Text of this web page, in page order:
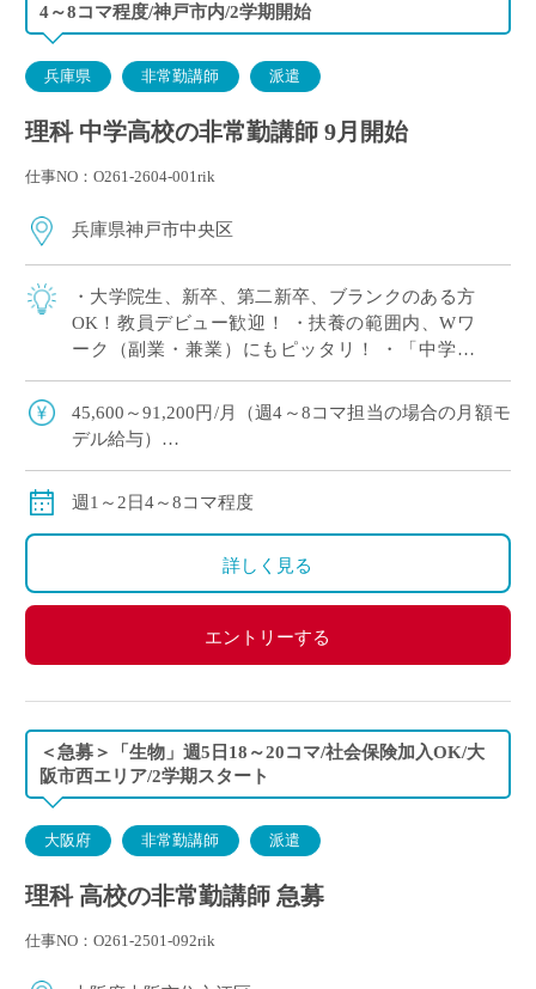
4～8コマ程度/神戸市内/2学期開始
兵庫県 非常勤講師 派遣
理科 中学高校の非常勤講師 9月開始
仕事NO：O261-2604-001rik
兵庫県神戸市中央区
・大学院生、新卒、第二新卒、ブランクのある方
OK！教員デビュー歓迎！ ・扶養の範囲内、Wワ
ーク（副業・兼業）にもピッタリ！ ・「中学理
ソ」のいずれか1科目が担当できればOK […]
45,600～91,200円/月（週4～8コマ担当の場合の月額モ
デル給与）
※ご勤務スタート時期によって、初月の給与は日割計
週1～2日4～8コマ程度
詳しく見る
エントリーする
＜急募＞「生物」週5日18～20コマ/社会保険加入OK/大
阪市西エリア/2学期スタート
大阪府 非常勤講師 派遣
理科 高校の非常勤講師 急募
仕事NO：O261-2501-092rik